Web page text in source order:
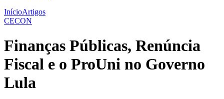
InícioArtigos
CECON
Finanças Públicas, Renúncia
Fiscal e o ProUni no Governo
Lula